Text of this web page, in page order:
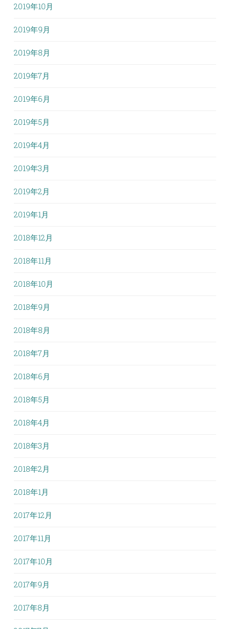
2019年10月
2019年9月
2019年8月
2019年7月
2019年6月
2019年5月
2019年4月
2019年3月
2019年2月
2019年1月
2018年12月
2018年11月
2018年10月
2018年9月
2018年8月
2018年7月
2018年6月
2018年5月
2018年4月
2018年3月
2018年2月
2018年1月
2017年12月
2017年11月
2017年10月
2017年9月
2017年8月